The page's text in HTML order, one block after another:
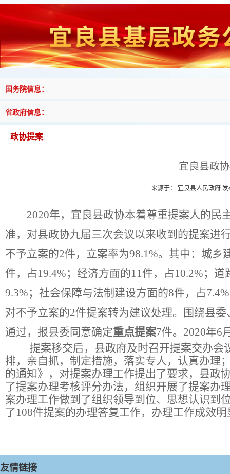
国务院信息：
省政府信息：
政协提案
宜良县政
来源于： 宜良县人民政府
2020年，宜良县政协本着尊重提案人的民
准，对县政协九届三次会议以来收到的提案进
不予立案的2件，立案率为98.1%。其中： 城乡
件，占19.4%；经济方面的11件，占10.2%；
9.3%；社会保障与法制建设方面的8件，占
对不予立案的2件提案转为建议处理。
围绕县
通过，报县委同意确定重点提案7件。2020年6
提案移交后， 县政府及时召开提案交办会
排，亲自抓，制定措施，落实专人，认真办理
的通知》，对提案办理工作提出了要求，县政
了提案办理考核评分办法，组织开展了提案办
案办理工作做到了组织领导到位、思想认识到
了108件提案的办理答复工作， 办理工作成效
友情链接